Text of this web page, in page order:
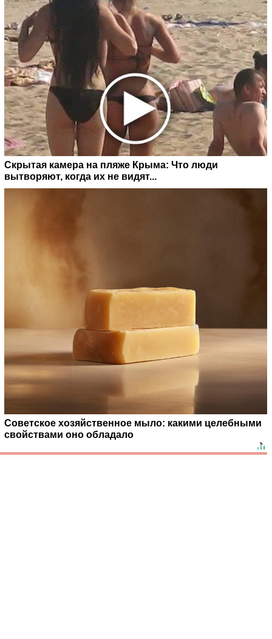
Скрытая камера на пляже Крыма: Что люди
вытворяют, когда их не видят...
Советское хозяйственное мыло: какими целебными
свойствами оно обладало